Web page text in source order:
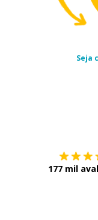
Seja
177 mil